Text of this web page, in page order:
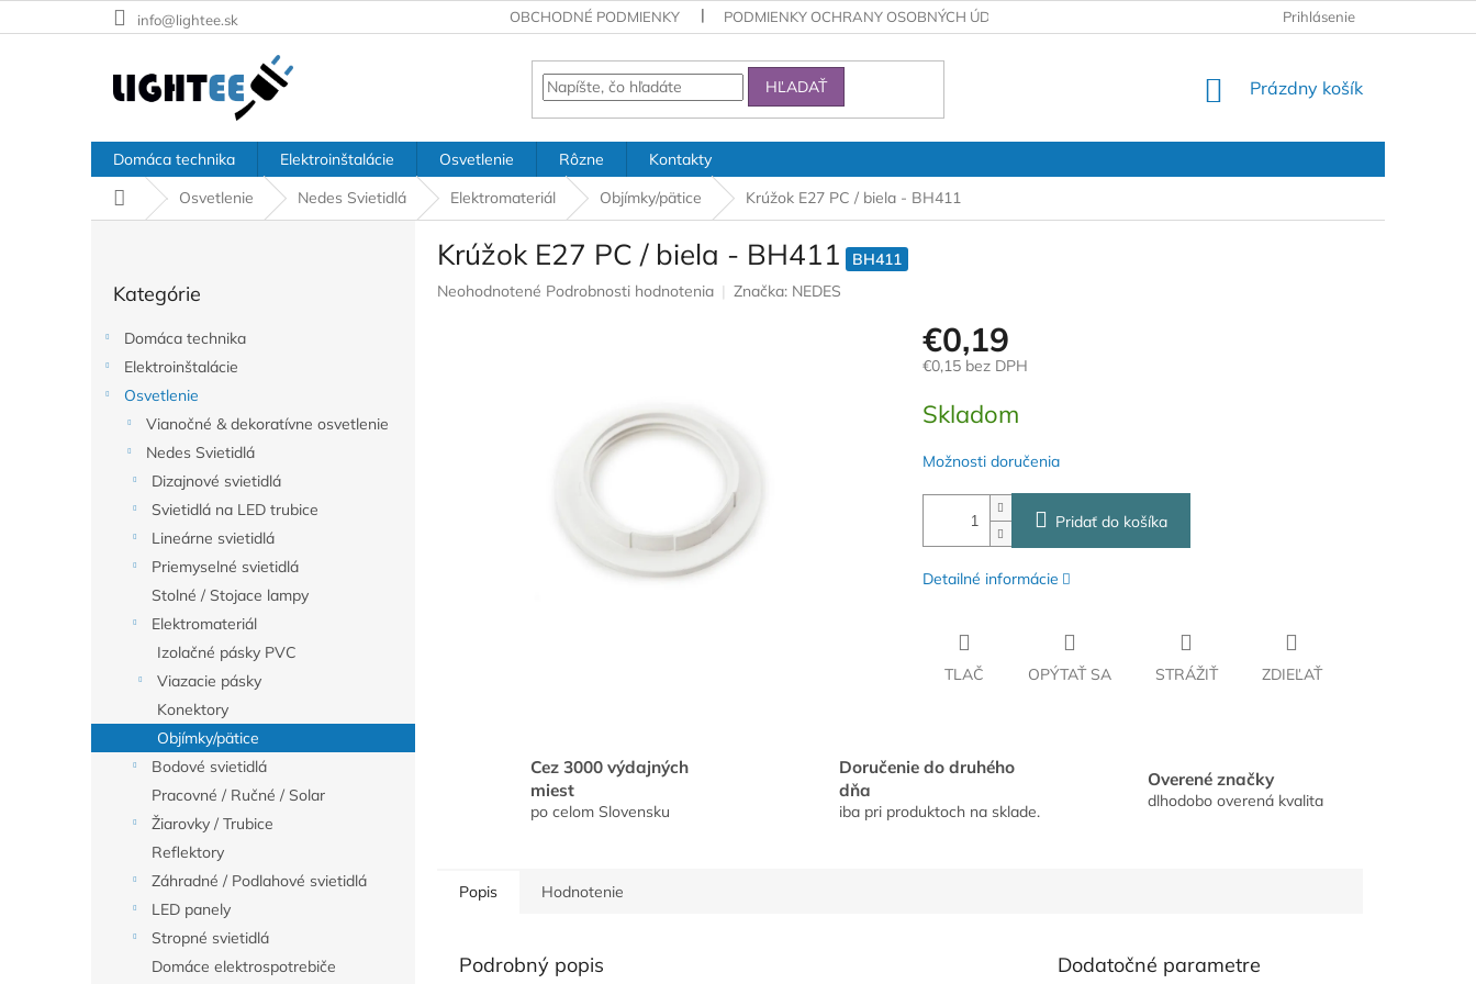
na
info@lightee.sk OBCHODNÉ PODMIENKY PODMIENKY OCHRANY OSOBNÝCH ÚDAJOV Prihlásenie
HĽADAŤ
NÁKUPNÝ
Prázdny košík
Domáca technika Elektroinštalácie Osvetlenie Rôzne
Kontakty
DomovOsvetlenie Nedes Svietidlá Elektromateriál Objímky/pätice Krúžok E27 PC / biela - BH411
kategórie
Kategórie
Domáca technika
Elektroinštalácie
Osvetlenie
Vianočné & dekoratívne osvetlenie
Nedes Svietidlá
Dizajnové svietidlá
Svietidlá na LED trubice
Lineárne svietidlá
Priemyselné svietidlá
Stolné / Stojace lampy
Elektromateriál
Izolačné pásky PVC
Viazacie pásky
Konektory
Objímky/pätice
Bodové svietidlá
Pracovné / Ručné / Solar
Žiarovky / Trubice
Reflektory
Záhradné / Podlahové svietidlá
LED panely
Stropné svietidlá
Domáce elektrospotrebiče
Krúžok E27 PC / biela - BH411
BH411
Priemerné
Neohodnotené Podrobnosti hodnotenia Značka: NEDES
€0,19
€0,15 bez DPH
cena:
Skladom
Možnosti doručenia
Pridať do košíka
Detailné informácie
TLAČ OPÝTAŤ SA STRÁŽIŤ ZDIEĽAŤ
Cez 3000 výdajných
miest
po celom Slovensku
Doručenie do druhého
dňa
iba pri produktoch na sklade.
Overené značky
dlhodobo overená kvalita
Popis Hodnotenie
Podrobný popis Dodatočné parametre